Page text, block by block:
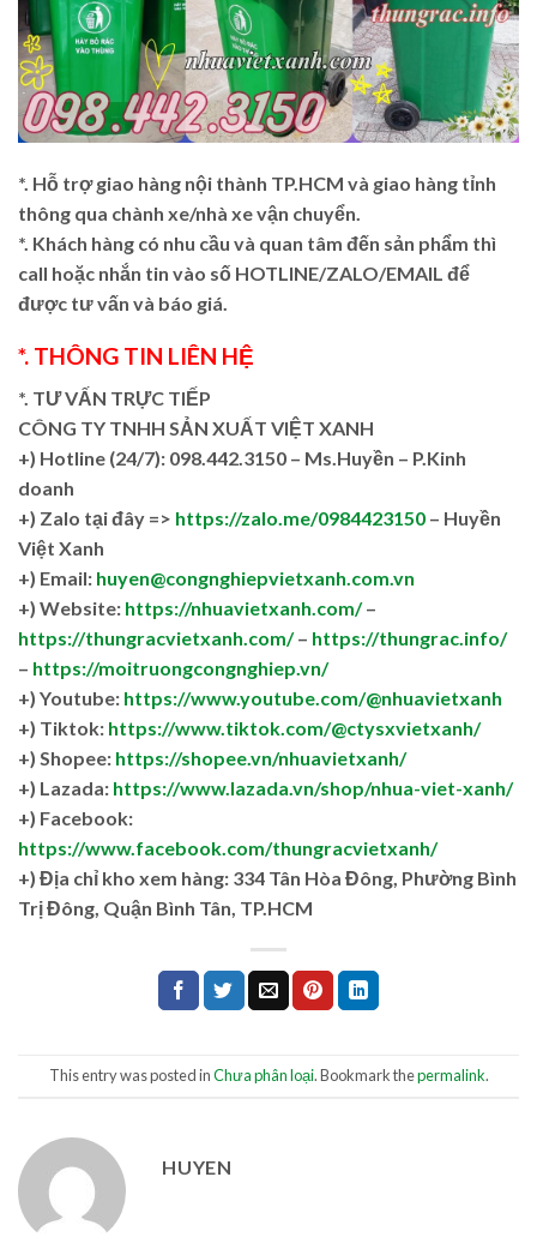
*. Hỗ trợ giao hàng nội thành TP.HCM và giao hàng tỉnh
thông qua chành xe/nhà xe vận chuyển.
*. Khách hàng có nhu cầu và quan tâm đến sản phẩm thì
call hoặc nhắn tin vào số HOTLINE/ZALO/EMAIL để
được tư vấn và báo giá.
*. THÔNG TIN LIÊN HỆ
*. TƯ VẤN TRỰC TIẾP
CÔNG TY TNHH SẢN XUẤT VIỆT XANH
+) Hotline (24/7): 098.442.3150 – Ms.Huyền – P.Kinh
doanh
+) Zalo tại đây => https://zalo.me/0984423150 – Huyền
Việt Xanh
+) Email: huyen@congnghiepvietxanh.com.vn
+) Website: https://nhuavietxanh.com/–
https://thungracvietxanh.com/– https://thungrac.info/
– https://moitruongcongnghiep.vn/
+) Youtube: https://www.youtube.com/@nhuavietxanh
+) Tiktok: https://www.tiktok.com/@ctysxvietxanh/
+) Shopee: https://shopee.vn/nhuavietxanh/
+) Lazada: https://www.lazada.vn/shop/nhua-viet-xanh/
+) Facebook:
https://www.facebook.com/thungracvietxanh/
+) Địa chỉ kho xem hàng: 334 Tân Hòa Đông, Phường Bình
Trị Đông, Quận Bình Tân, TP.HCM
This entry was posted inChưa phân loại. Bookmark thepermalink.
HUYEN